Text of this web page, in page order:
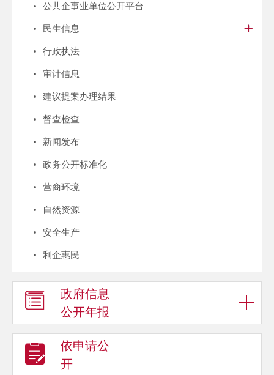
公共企事业单位公开平台
民生信息
行政执法
审计信息
建议提案办理结果
督查检查
新闻发布
政务公开标准化
营商环境
自然资源
安全生产
利企惠民
政府信息
公开年报
依申请公
开